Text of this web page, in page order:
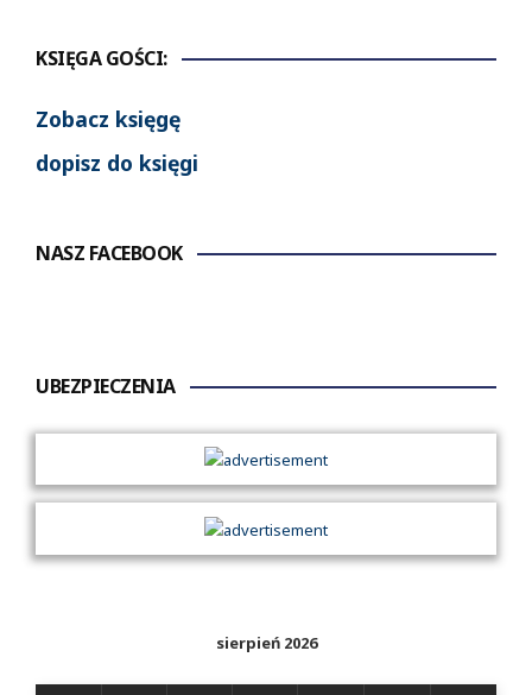
KSIĘGA GOŚCI:
Zobacz księgę
dopisz do księgi
NASZ FACEBOOK
UBEZPIECZENIA
sierpień 2026